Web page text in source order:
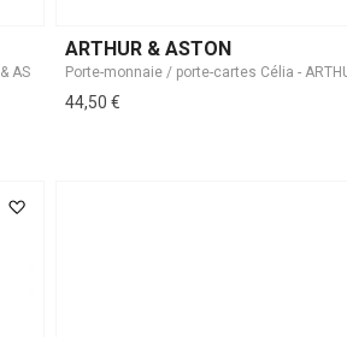
ARTHUR & ASTON
44,50 €